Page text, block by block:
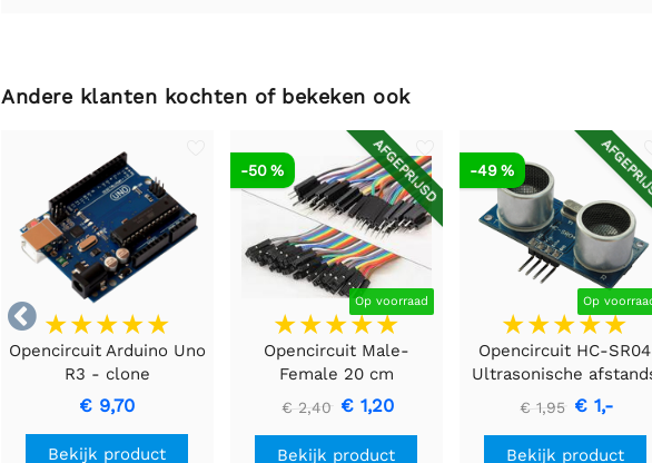
Andere klanten kochten of bekeken ook

Opencircuit Arduino Uno
R3 - clone
€ 9,70
Bekijk product
AFGEPRIJSD
Op voorraad
-50 %
Opencircuit Male-
Female 20 cm
bandkabel 40 stuks
€ 2,40 € 1,20
Bekijk product
Op
-49 %
Opencircuit HC-SR04
Ultrasonische
detectie module
€ 1,95 € 1,-
Bekijk product